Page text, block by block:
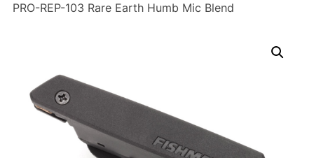
PRO-REP-103 Rare Earth Humb Mic Blend